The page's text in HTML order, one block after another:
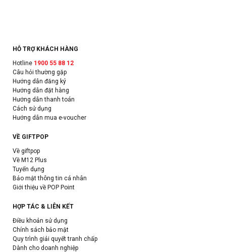
HỖ TRỢ KHÁCH HÀNG
Hotline 1900 55 88 12
Câu hỏi thường gặp
Hướng dẫn đăng ký
Hướng dẫn đặt hàng
Hướng dẫn thanh toán
Cách sử dụng
Hướng dẫn mua e-voucher
VỀ GIFTPOP
Về giftpop
Về M12 Plus
Tuyển dụng
Bảo mật thông tin cá nhân
Giới thiệu về POP Point
HỢP TÁC & LIÊN KẾT
Điều khoản sử dụng
Chính sách bảo mật
Quy trình giải quyết tranh chấp
Dành cho doanh nghiệp